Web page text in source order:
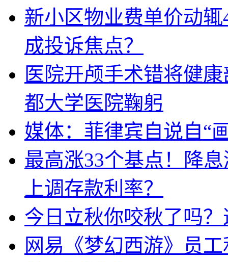
新小区物业费单价动
成投诉焦点？
医院开颅手术错将健
都大学医院鞠躬
媒体：菲律宾自说自“
最高涨33个基点！降
上调存款利率？
今日立秋你咬秋了吗
网易《梦幻西游》员